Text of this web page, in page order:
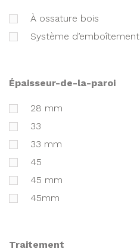
à ossature bois
Système d’emboîtement
épaisseur-de-la-paroi
28 mm
33
33 mm
45
45 mm
45mm
traitement